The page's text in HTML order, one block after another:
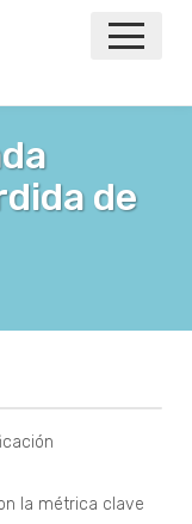
de
la métrica clave